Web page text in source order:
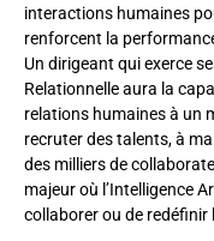
interactions humaines
renforcent la
Un dirigeant qui exerce
Relationnelle aura la
relations humaines à un
recruter des talents, à
des milliers de
majeur où l’Intelligence
collaborer ou de redéfinir